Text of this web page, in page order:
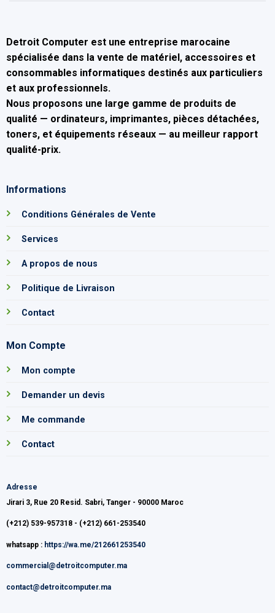
Detroit Computer est une entreprise marocaine
spécialisée dans la vente de matériel, accessoires et
consommables informatiques destinés aux particuliers
et aux professionnels.
Nous proposons une large gamme de produits de
qualité — ordinateurs, imprimantes, pièces détachées,
toners, et équipements réseaux — au meilleur rapport
qualité-prix.
Informations
Conditions Générales de Vente
Services
A propos de nous
Politique de Livraison
Contact
Mon Compte
Mon compte
Demander un devis
Me commande
Contact
Adresse
Jirari 3, Rue 20 Resid. Sabri, Tanger - 90000 Maroc
(+212) 539-957318 - (+212) 661-253540
whatsapp : https://wa.me/212661253540
commercial@detroitcomputer.ma
contact@detroitcomputer.ma